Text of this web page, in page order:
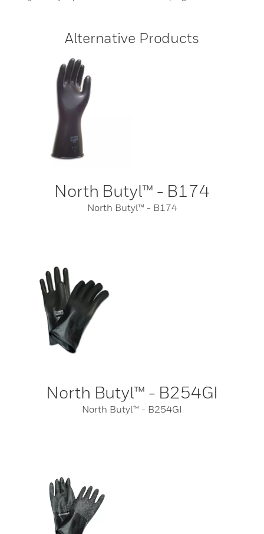
Alternative Products
North Butyl™ - B174
North Butyl™ - B174
North Butyl™ - B254GI
North Butyl™ - B254GI